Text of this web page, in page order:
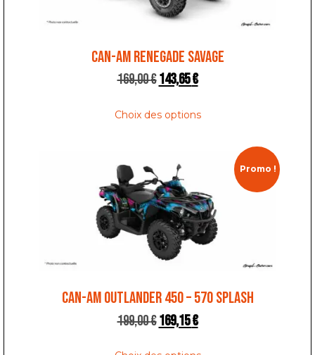
CAN-AM RENEGADE SAVAGE
169,00€143,65€
Choix des options
Promo !
CAN-AM OUTLANDER 450 – 570 SPLASH
199,00€169,15€